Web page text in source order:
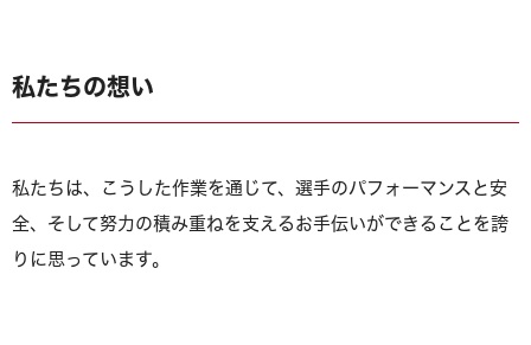
私たちの想い
私たちは、こうした作業を通じて、選手のパフォーマンスと安
全、そして努力の積み重ねを支えるお手伝いができることを誇
りに思っています。